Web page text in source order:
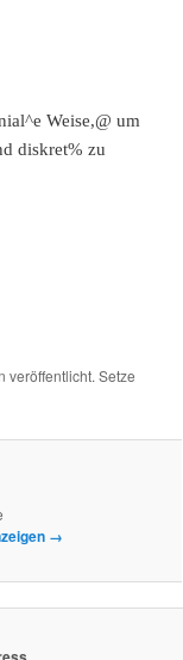
Weise,@ um
diskret% zu
veröffentlicht. Setze
→